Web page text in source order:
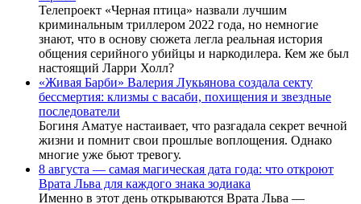
Телепроект «Черная птица» назвали лучшим
криминальным триллером 2022 года, но немногие
знают, что в основу сюжета легла реальная история
общения серийного убийцы и наркодилера. Кем же был
настоящий Ларри Холл?
«Живая Барби» Валерия Лукьянова создала секту
бессмертия: клизмы с васаби, похищения и звездные
последователи
Богиня Аматуе настаивает, что разгадала секрет вечной
жизни и помнит свои прошлые воплощения. Однако
многие уже бьют тревогу.
8 августа — самая магическая дата года: что откроют
Врата Льва для каждого знака зодиака
Именно в этот день открываются Врата Льва —